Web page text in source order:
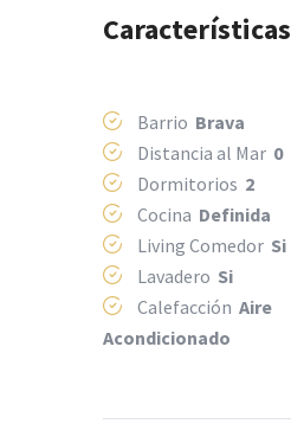
Características
Barrio Brava
Distancia al Mar 0
Dormitorios 2
Cocina Definida
Living Comedor Si
Lavadero Si
Calefacción Aire
Acondicionado